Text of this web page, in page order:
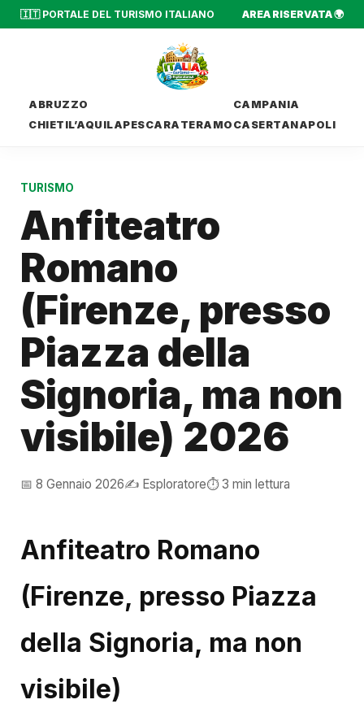
🇮🇹 PORTALE DEL TURISMO ITALIANO AREA RISERVATA 🌍
ABRUZZO
CHIETIL’AQUILAPESCARA TERAMO
CAMPANIA
CASERTANAPOLI
TURISMO
Anfiteatro
Romano
(Firenze, presso
Piazza della
Signoria, ma non
visibile) 2026
📅 8 Gennaio 2026✍️ Esploratore⏱️ 3 min lettura
Anfiteatro Romano
(Firenze, presso Piazza
della Signoria, ma non
visibile)